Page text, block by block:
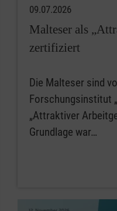
09.07.2026
Malteser als
zertifiziert
Die Malteser sind
Forschungsinstitut
„Attraktiver
Grundlage war…